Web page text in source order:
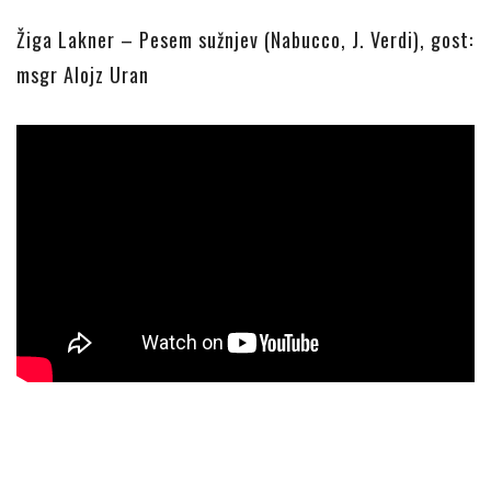
Žiga Lakner – Pesem sužnjev (Nabucco, J. Verdi), gost:
msgr Alojz Uran